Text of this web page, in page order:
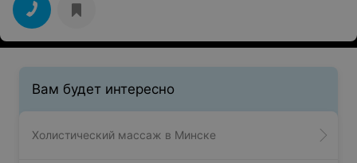
Вам будет интересно
Холистический массаж в Минске